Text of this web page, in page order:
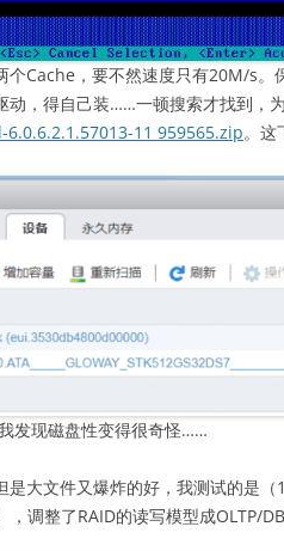
个Cache，要不然速度只有20M/s。
动，得自己装……一顿搜索才找到，
6.0.6.2.1.57013-11 959565.zip。这
发现磁盘性变得很奇怪……
是大文件又爆炸的好，我测试的是
，调整了RAID的读写模型成OLTP/